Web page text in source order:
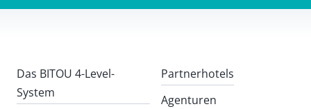
Das BITOU 4-Level-
System
Partnerhotels
Agenturen